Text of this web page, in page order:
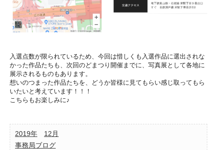
入選点数が限られているため、今回は惜しくも入選作品に選出されな
かった作品たちも、次回のどまつり開催までに、写真展として各地に
展示されるものもあります。
想いのつまった作品たちを、どうか皆様に見てもらい感じ取ってもら
いたいと考えています！！！
こちらもお楽しみに♪
2019年
12月
事務局ブログ